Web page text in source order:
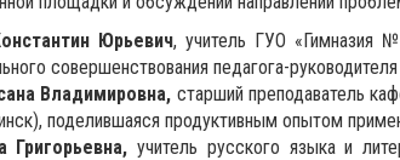
онстантин Юрьевич, учитель ГУО «Гимназия
совершенствования педагога-
Владимировна, старший преподаватель
поделившаяся продуктивным опытом
Григорьевна, учитель русского языка и